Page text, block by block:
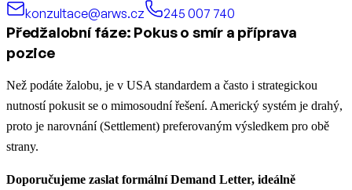
konzultace@arws.cz
245 007 740
Předžalobní fáze: Pokus o smír a příprava
pozice
Než podáte žalobu, je v USA standardem a často i strategickou
nutností pokusit se o mimosoudní řešení. Americký systém je drahý,
proto je narovnání (Settlement) preferovaným výsledkem pro obě
strany.
Doporučujeme zaslat formální Demand Letter, ideálně